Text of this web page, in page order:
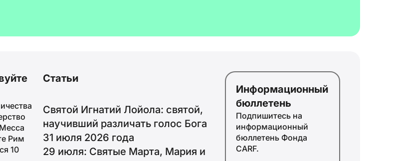
Рим
10
Статьи
Святой Игнатий Лойола: святой,
научивший различать голос Бога
31 июля 2026 года
29 июля: Святые Марта, Мария и
Информационный
бюллетень
Подпишитесь на
информационный
бюллетень Фонда
CARF.